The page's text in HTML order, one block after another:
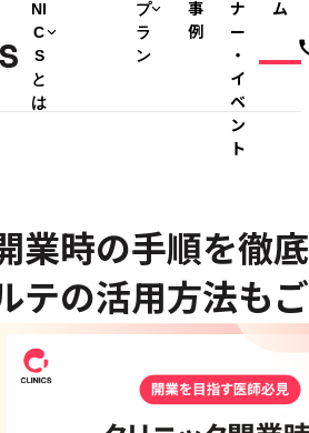
NI
C
S
と
は
プ
ラ
ン
事
例
ナ
ー
・
イ
ベ
ン
ト
ム
業時の手順を徹
テの活用方法も